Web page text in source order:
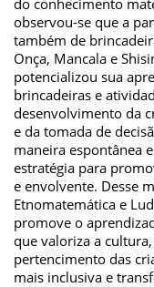
observou-se que a
também de
Onça, Mancala e
potencializou sua
brincadeiras e
desenvolvimento da
e da tomada de
maneira espontânea
estratégia para
e envolvente. Desse
Etnomatemática e
promove o
que valoriza a
pertencimento das
mais inclusiva e